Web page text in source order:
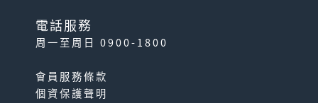
電話服務
周一至周日 0900-1800
會員服務條款
個資保護聲明